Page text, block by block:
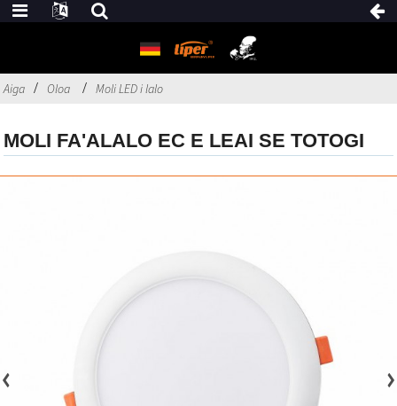
Aiga Oloa Moli LED i lalo
MOLI FA'ALALO EC E LEAI SE TOTOGI